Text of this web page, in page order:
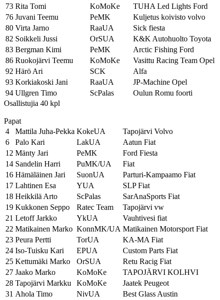
73 Rita Tomi KoMoKe
TUHA Led Lights Ford
76 Juvani Teemu PeMK
Kuljetus koivisto volvo
80 Virta Jarno RaaUA
Sick fiesta
82 Soikkeli Jussi OrSUA
K&K Autohuolto Toyota
83 Bergman Kimi PeMK
Arctic Fishing Ford
86 Ruokojärvi Teemu KoMoKe
Vasittu Racing Team Opel
92 Härö Ari SCK
Alfa
93 Korkiakoski Jani RaaUA
JP-Machine Opel
94 Ullgren Timo ScPalas
Oulun Romu foorti
Osallistujia 40 kpl
Papat
4
Mattila Juha-Pekka KokeUA
Tapojärvi Volvo
6
Palo Kari LakUA
Aatun Fiat
12 Mänty Jari PeMK
Ford Fiesta
14 Sandelin Harri PuMK/UA
Fiat
16 Hämäläinen Jari SuonUA
Parturi-Kampaamo Fiat
17 Lahtinen Esa YUA
SLP Fiat
18 Heikkilä Arto ScPalas
SarAnaSports Fiat
19 Kukkonen Seppo Ratec Team
Tapojärvi vw
21 Letoff Jarkko YkUA
Vauhtivesi fiat
22 Matikainen Marko KonnMK/UA Matikainen Motorsport Fiat
23 Peura Pertti TorUA
KA-MA Fiat
24 Iso-Tuisku Kari EPUA
Custom Parts Fiat
25 Kettumäki Marko OrSUA
Retu Racig Fiat
27 Jaako Marko KoMoKe
TAPOJÄRVI KOLHVI
28 Tapojärvi Markku KoMoKe
Jaatek Peugeot
31 Ahola Timo NivUA
Best Glass Austin